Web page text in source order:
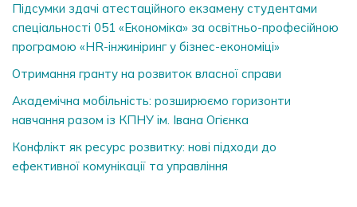
Підсумки здачі атестаційного екзамену студентами
спеціальності 051 «Економіка» за освітньо-професійною
програмою «HR-інжиніринг у бізнес-економіці»
Отримання гранту на розвиток власної справи
Академічна мобільність: розширюємо горизонти
навчання разом із КПНУ ім. Івана Огієнка
Конфлікт як ресурс розвитку: нові підходи до
ефективної комунікації та управління